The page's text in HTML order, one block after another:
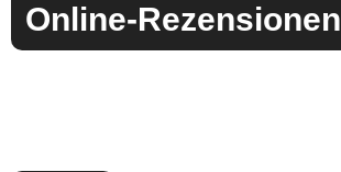
Online-Rezensionen